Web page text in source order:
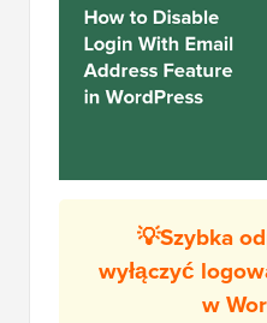
💡Szybka
wyłączyć
w